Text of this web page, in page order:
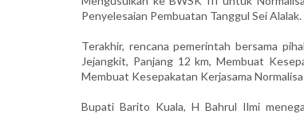
Penyelesaian Pembuatan Tanggul Sei Alalak.
Terakhir, rencana pemerintah bersama
Jejangkit, Panjang 12 km, Membuat
Membuat Kesepakatan Kerjasama
Bupati Barito Kuala, H Bahrul Ilmi